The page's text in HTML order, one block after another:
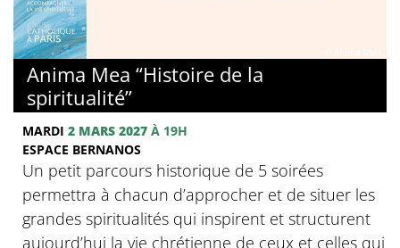
Anima Mea “Histoire de la
spiritualité”
MARDI 2 MARS 2027 À 19H
ESPACE BERNANOS
Un petit parcours historique de 5 soirées
permettra à chacun d’approcher et de situer les
grandes spiritualités qui inspirent et structurent
aujourd’hui la vie chrétienne de ceux et celles qui